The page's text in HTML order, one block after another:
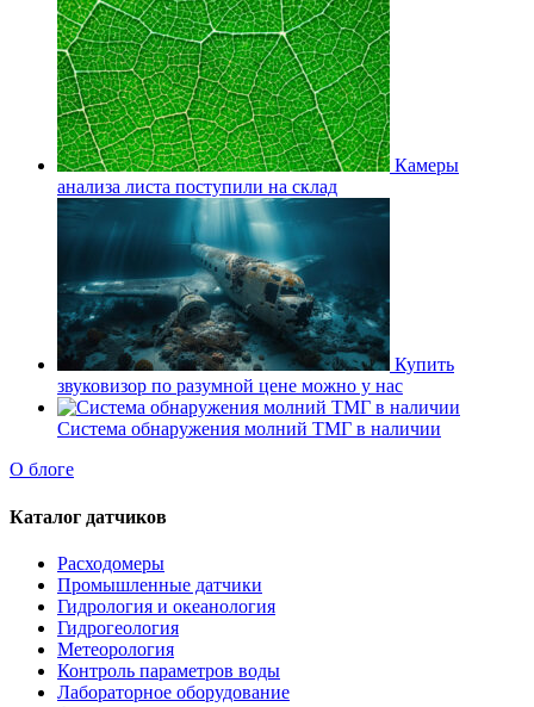
Камеры
анализа листа поступили на склад
Купить
звуковизор по разумной цене можно у нас
Система обнаружения молний ТМГ в наличии
О блоге
Каталог датчиков
Расходомеры
Промышленные датчики
Гидрология и океанология
Гидрогеология
Метеорология
Контроль параметров воды
Лабораторное оборудование